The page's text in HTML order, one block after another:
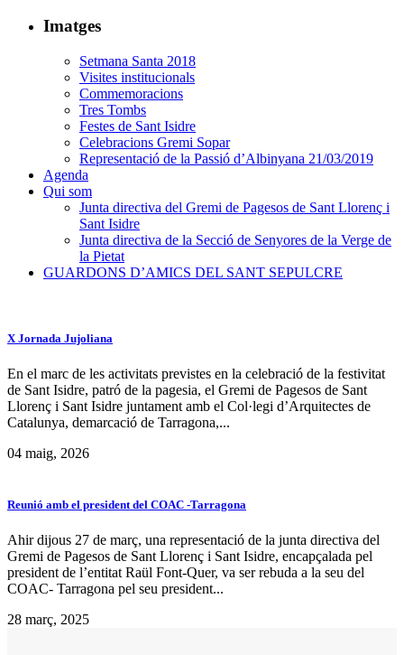
Imatges
Setmana Santa 2018
Visites institucionals
Commemoracions
Tres Tombs
Festes de Sant Isidre
Celebracions Gremi Sopar
Representació de la Passió d’Albinyana 21/03/2019
Agenda
Qui som
Junta directiva del Gremi de Pagesos de Sant Llorenç i
Sant Isidre
Junta directiva de la Secció de Senyores de la Verge de
la Pietat
GUARDONS D’AMICS DEL SANT SEPULCRE
X Jornada Jujoliana
En el marc de les activitats previstes en la celebració de la festivitat
de Sant Isidre, patró de la pagesia, el Gremi de Pagesos de Sant
Llorenç i Sant Isidre juntament amb el Col·legi d’Arquitectes de
Catalunya, demarcació de Tarragona,...
04 maig, 2026
Reunió amb el president del COAC -Tarragona
Ahir dijous 27 de març, una representació de la junta directiva del
Gremi de Pagesos de Sant Llorenç i Sant Isidre, encapçalada pel
president de l’entitat Raül Font-Quer, va ser rebuda a la seu del
COAC- Tarragona pel seu president...
28 març, 2025